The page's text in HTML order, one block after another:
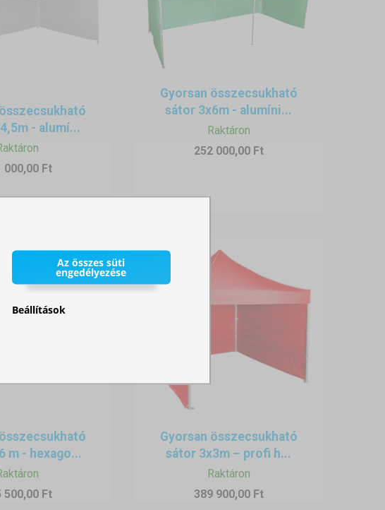
- alumí...
000,00 Ft
Gyorsan összecsukható
sátor 3x6m - alumíni...
Raktáron
252 000,00 Ft
m - hexago...
500,00 Ft
Gyorsan összecsukható
sátor 3x3m – profi h...
Raktáron
389 900,00 Ft
Az összes süti
engedélyezése
Beállítások